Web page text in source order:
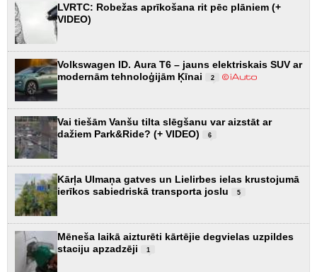
LVRTC: Robežas aprīkošana rit pēc plāniem (+
VIDEO)
Volkswagen ID. Aura T6 – jauns elektriskais SUV ar
modernām tehnoloģijām Ķīnai
2
Vai tiešām Vanšu tilta slēgšanu var aizstāt ar
dažiem Park&Ride? (+ VIDEO)
6
Kārļa Ulmaņa gatves un Lielirbes ielas krustojumā
ierīkos sabiedriskā transporta joslu
5
Mēneša laikā aizturēti kārtējie degvielas uzpildes
staciju apzadzēji
1